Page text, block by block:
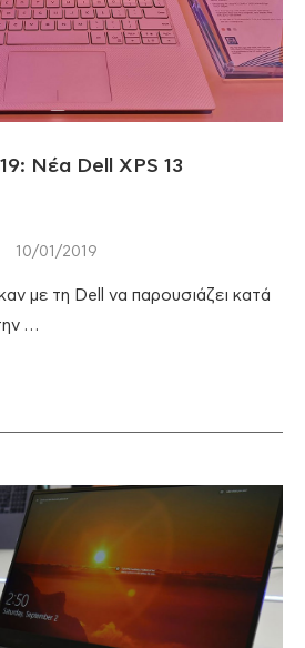
Νέα Dell XPS 13
10/01/2019
με τη Dell να παρουσιάζει κατά
…